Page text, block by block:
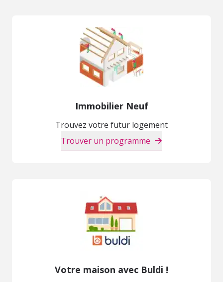
Immobilier Neuf
Trouvez votre futur logement
Trouver un programme
Votre maison avec Buldi !